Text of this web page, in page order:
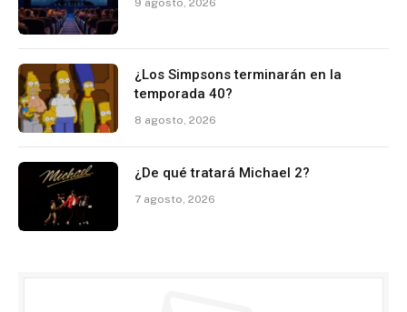
9 agosto, 2026
¿Los Simpsons terminarán en la
temporada 40?
8 agosto, 2026
¿De qué tratará Michael 2?
7 agosto, 2026